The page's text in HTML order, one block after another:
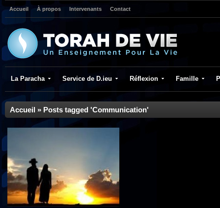
Accueil À propos Intervenants Contact
La Paracha Service de D.ieu Réflexion Famille
Accueil » Posts tagged 'Communication'